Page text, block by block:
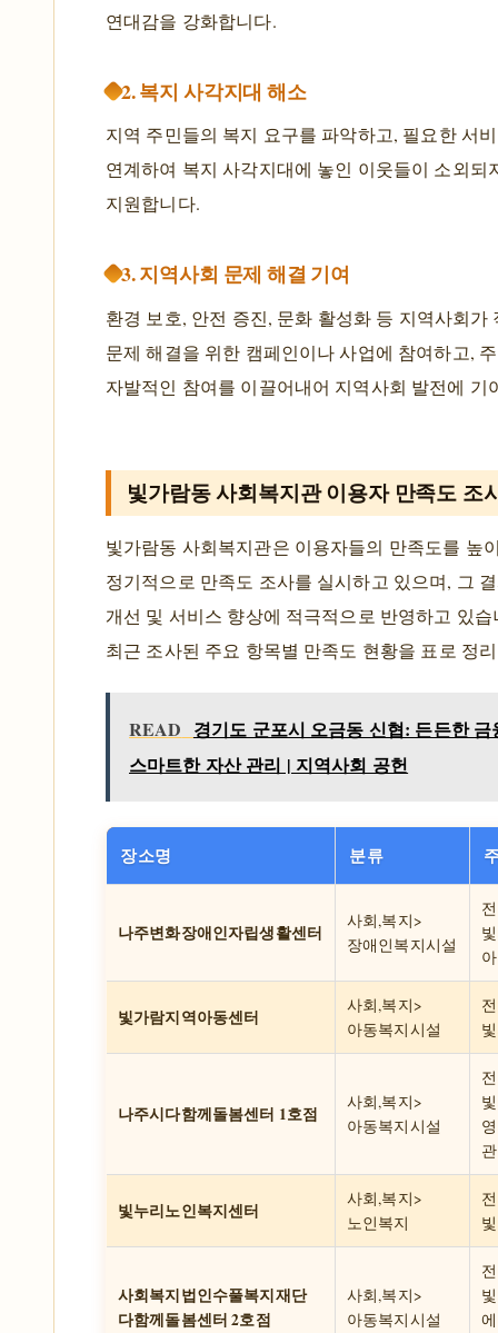
연대감을 강화합니다.
2. 복지 사각지대 해소
지역 주민들의 복지 요구를 파악하고, 필요한 서
연계하여 복지 사각지대에 놓인 이웃들이 소외되
지원합니다.
3. 지역사회 문제 해결 기여
환경 보호, 안전 증진, 문화 활성화 등 지역사회가
문제 해결을 위한 캠페인이나 사업에 참여하고,
자발적인 참여를 이끌어내어 지역사회 발전에 기
빛가람동 사회복지관 이용자 만족도 조
빛가람동 사회복지관은 이용자들의 만족도를 높
정기적으로 만족도 조사를 실시하고 있으며, 그
개선 및 서비스 향상에 적극적으로 반영하고 있
최근 조사된 주요 항목별 만족도 현황을 표로 정
READ 경기도 군포시 오금동 신협: 든든한 금
스마트한 자산 관리 | 지역사회 공헌
장소명 분류
나주변화장애인자립생활센터
사회,복지>
장애인복지시설
빛가람지역아동센터
사회,복지>
아동복지시설
나주시다함께돌봄센터 1호점
사회,복지>
아동복지시설
빛누리노인복지센터
사회,복지>
노인복지
사회복지법인수풀복지재단
다함께돌봄센터 2호점
사회,복지>
아동복지시설